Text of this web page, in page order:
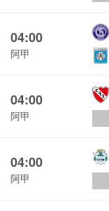
04:00
阿甲
04:00
阿甲
04:00
阿甲